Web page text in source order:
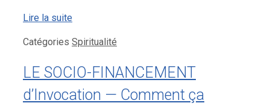
Lire la suite
Catégories Spiritualité
LE SOCIO-FINANCEMENT
d’Invocation — Comment ça